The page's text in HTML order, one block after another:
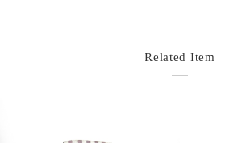
Related Item